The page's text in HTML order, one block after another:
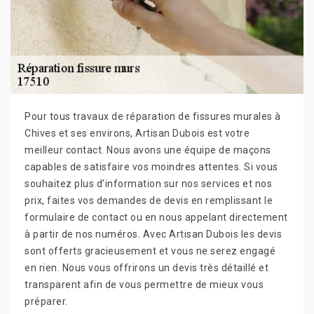
Pour tous travaux de réparation de fissures murales à
Chives et ses environs, Artisan Dubois est votre
meilleur contact. Nous avons une équipe de maçons
capables de satisfaire vos moindres attentes. Si vous
souhaitez plus d’information sur nos services et nos
prix, faites vos demandes de devis en remplissant le
formulaire de contact ou en nous appelant directement
à partir de nos numéros. Avec Artisan Dubois les devis
sont offerts gracieusement et vous ne serez engagé
en rien. Nous vous offrirons un devis très détaillé et
transparent afin de vous permettre de mieux vous
préparer.